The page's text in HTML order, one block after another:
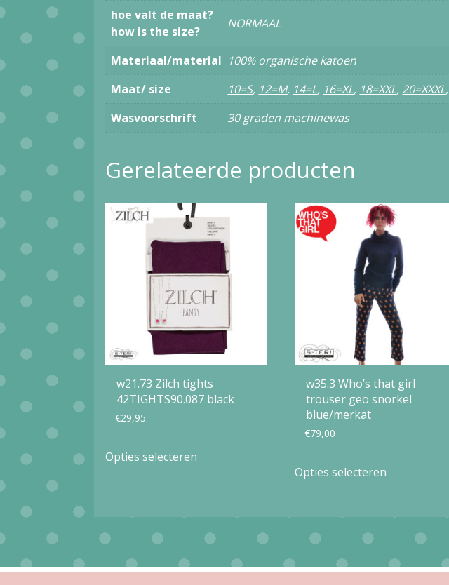
hoe valt de maat?
how is the size?
NORMAAL
Materiaal/material 100% organische katoen
Maat/ size
10=S, 12=M, 14=L, 16=XL, 18=XXL, 20=XXXL,
Wasvoorschrift
30 graden machinewas
Gerelateerde producten
w21.73 Zilch tights
42TIGHTS90.087 black
€29,95
Opties selecteren
variaties.
w35.3 Who’s that girl
trouser geo snorkel
blue/merkat
€79,00
Opties selecteren
Deze